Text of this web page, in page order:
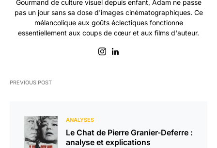
Gourmand de culture visuel depuis enfant, Adam ne passe
pas un jour sans sa dose d'images cinématographiques. Ce
mélancolique aux goûts éclectiques fonctionne
essentiellement aux coups de cœur et aux films d'auteur.
PREVIOUS POST
ANALYSES
Le Chat de Pierre Granier-Deferre :
analyse et explications